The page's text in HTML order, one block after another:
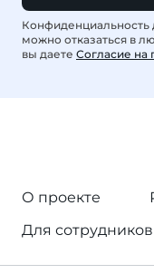
Конфиденциальность
можно отказаться в
вы даете Согласие на
О проекте
Для сотрудников